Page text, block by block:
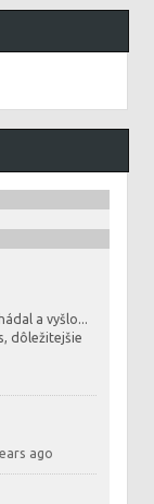
a vyšlo...
dôležitejšie
ago